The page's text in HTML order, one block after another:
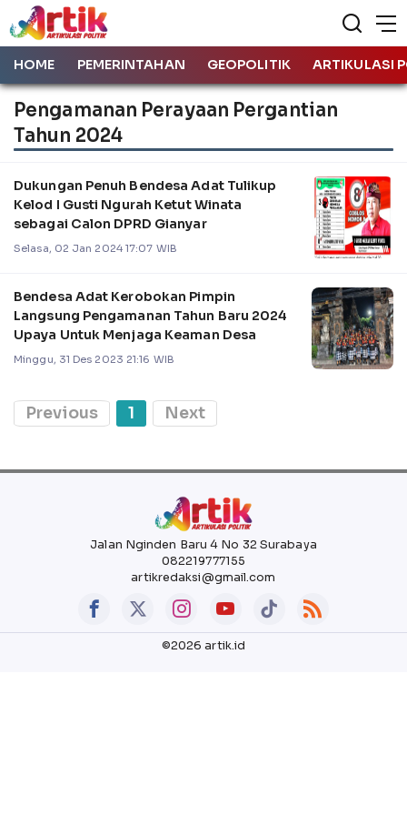
HOME PEMERINTAHAN GEOPOLITIK ARTIKULASI
Pengamanan Perayaan Pergantian
Tahun 2024
Dukungan Penuh Bendesa Adat Tulikup
Kelod I Gusti Ngurah Ketut Winata
sebagai Calon DPRD Gianyar
Selasa, 02 Jan 2024 17:07 WIB
Bendesa Adat Kerobokan Pimpin
Langsung Pengamanan Tahun Baru 2024
Upaya Untuk Menjaga Keaman Desa
Minggu, 31 Des 2023 21:16 WIB
Previous 1 Next
Jalan Nginden Baru 4 No 32 Surabaya
082219777155
artikredaksi@gmail.com
©2026 artik.id